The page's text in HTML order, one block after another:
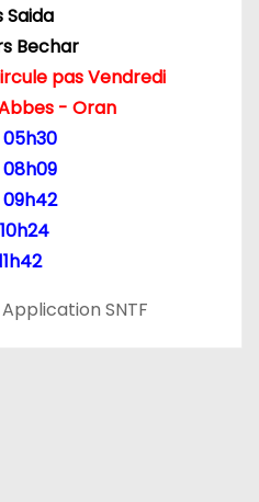
Bechar
pas Vendredi
- Oran
SNTF